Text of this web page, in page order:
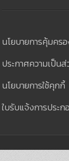
นโยบายการคุ้มคร
ประกาศความเป็น
นโยบายการใช้คุกกี้
ใบรับแจ้งการประ